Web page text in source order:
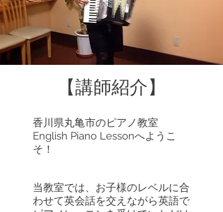
【講師紹介】
香川県丸亀市のピアノ教室
English Piano Lessonへようこ
そ！
当教室では、お子様のレベルに合
わせて英会話を交えながら英語で